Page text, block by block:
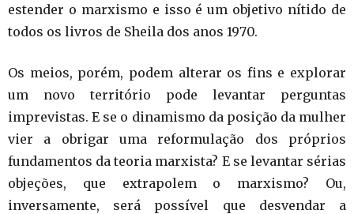
estender o marxismo e isso é um objetivo nítido de
todos os livros de Sheila dos anos 1970.
Os meios, porém, podem alterar os fins e explorar
um novo território pode levantar perguntas
imprevistas. E se o dinamismo da posição da mulher
vier a obrigar uma reformulação dos próprios
fundamentos da teoria marxista? E se levantar sérias
objeções, que extrapolem o marxismo? Ou,
inversamente, será possível que desvendar a